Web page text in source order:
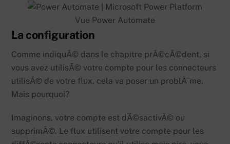
Vue Power Automate
La configuration
Comme indiquÃ© dans le chapitre prÃ©cÃ©dent, si
vous avez utilisÃ© votre compte pour les connecteurs
utilisÃ© de votre flux, cela va poser un problÃ¨me.
Mais pourquoi?
Imaginons, votre compte est dÃ©sactivÃ© ou
supprimÃ©. Le flux utilisent votre compte pour les